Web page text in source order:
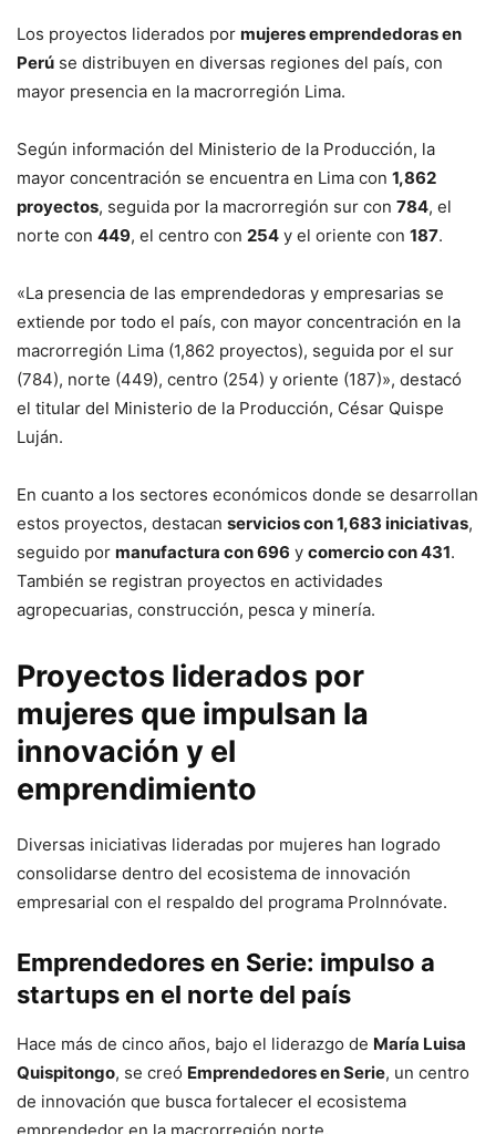
Los proyectos liderados por mujeres emprendedoras en
Perú se distribuyen en diversas regiones del país, con
mayor presencia en la macrorregión Lima.
Según información del Ministerio de la Producción, la
mayor concentración se encuentra en Lima con 1,862
proyectos, seguida por la macrorregión sur con 784, el
norte con 449, el centro con 254 y el oriente con 187.
«La presencia de las emprendedoras y empresarias se
extiende por todo el país, con mayor concentración en la
macrorregión Lima (1,862 proyectos), seguida por el sur
(784), norte (449), centro (254) y oriente (187)», destacó
el titular del Ministerio de la Producción, César Quispe
Luján.
En cuanto a los sectores económicos donde se desarrollan
estos proyectos, destacan servicios con 1,683 iniciativas,
seguido por manufactura con 696 y comercio con 431.
También se registran proyectos en actividades
agropecuarias, construcción, pesca y minería.
Proyectos liderados por
mujeres que impulsan la
innovación y el
emprendimiento
Diversas iniciativas lideradas por mujeres han logrado
consolidarse dentro del ecosistema de innovación
empresarial con el respaldo del programa ProInnóvate.
Emprendedores en Serie: impulso a
startups en el norte del país
Hace más de cinco años, bajo el liderazgo de María Luisa
Quispitongo, se creó Emprendedores en Serie, un centro
de innovación que busca fortalecer el ecosistema